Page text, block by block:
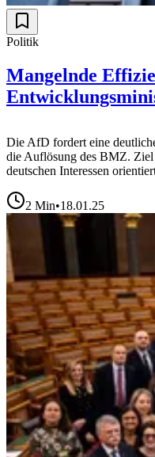
Politik
Mangelnde
Die AfD fordert eine
die Auflösung des BMZ. Ziel
deutschen Interessen
2 Min•18.01.25